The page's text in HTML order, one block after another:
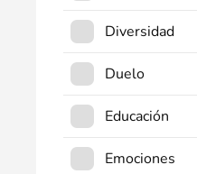
Diversidad
Duelo
Educación
Emociones